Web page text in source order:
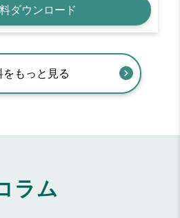
ダウンロード
をもっと見る
ラム